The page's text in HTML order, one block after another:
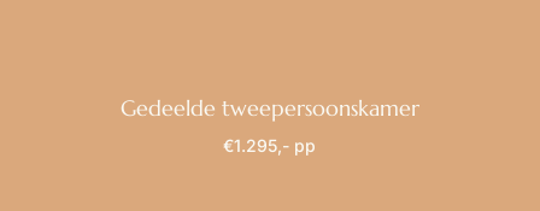
Gedeelde tweepersoonskamer
€1.295,- pp